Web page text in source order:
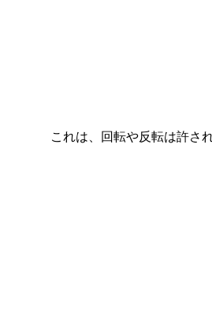
これは、回転や反転は許さ